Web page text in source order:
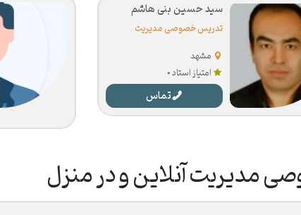
سید حسین بنی هاشم
تدریس خصوصی مدیریت
مشهد
امتیاز استاد 0
تماس
مدیریت آنلاین و در منزل